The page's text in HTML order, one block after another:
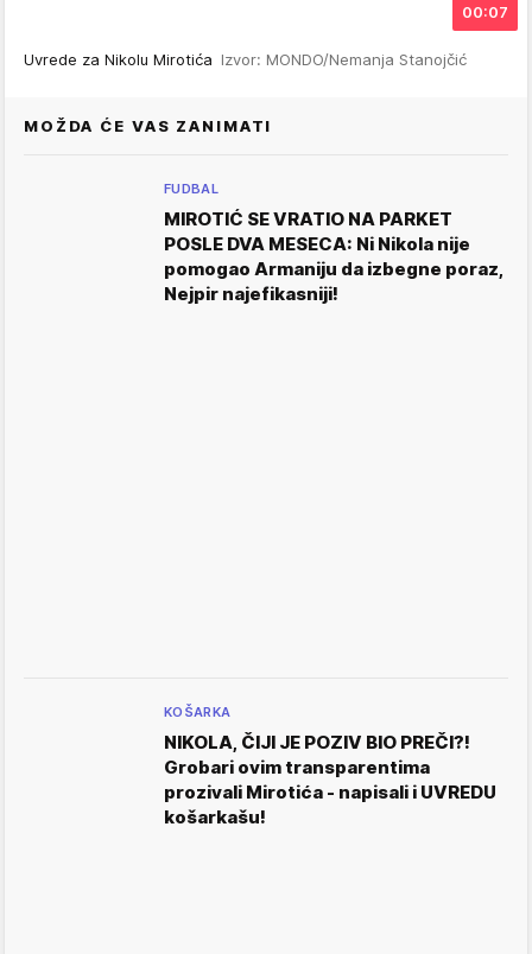
00:07
Uvrede za Nikolu Mirotića Izvor: MONDO/Nemanja Stanojčić
MOŽDA ĆE VAS ZANIMATI
FUDBAL
MIROTIĆ SE VRATIO NA PARKET
POSLE DVA MESECA: Ni Nikola nije
pomogao Armaniju da izbegne poraz,
Nejpir najefikasniji!
KOŠARKA
NIKOLA, ČIJI JE POZIV BIO PREČI?!
Grobari ovim transparentima
prozivali Mirotića - napisali i UVREDU
košarkašu!